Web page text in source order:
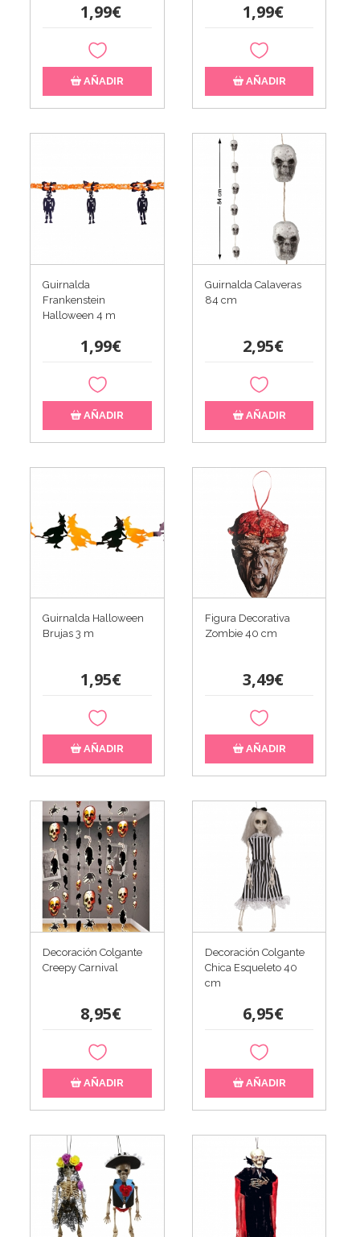
1,99€
AÑADIR
1,99€
AÑADIR
Guirnalda
Frankenstein
Halloween 4 m
1,99€
AÑADIR
Guirnalda Calaveras
84 cm
2,95€
AÑADIR
Guirnalda Halloween
Brujas 3 m
1,95€
AÑADIR
Figura Decorativa
Zombie 40 cm
3,49€
AÑADIR
Decoración Colgante
Creepy Carnival
8,95€
AÑADIR
Decoración Colgante
Chica Esqueleto 40
cm
6,95€
AÑADIR